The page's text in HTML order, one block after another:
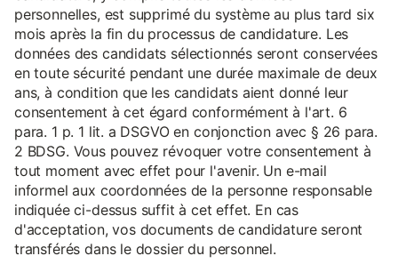
personnelles, est supprimé du système au plus tard six
mois après la fin du processus de candidature. Les
données des candidats sélectionnés seront conservées
en toute sécurité pendant une durée maximale de deux
ans, à condition que les candidats aient donné leur
consentement à cet égard conformément à l'art. 6
para. 1 p. 1 lit. a DSGVO en conjonction avec § 26 para.
2 BDSG. Vous pouvez révoquer votre consentement à
tout moment avec effet pour l'avenir. Un e-mail
informel aux coordonnées de la personne responsable
indiquée ci-dessus suffit à cet effet. En cas
d'acceptation, vos documents de candidature seront
transférés dans le dossier du personnel.